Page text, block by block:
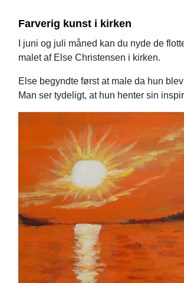
Farverig kunst i kirken
I juni og juli måned kan du nyde de
malet af Else Christensen i kirken.
Else begyndte først at male da hun
Man ser tydeligt, at hun henter sin